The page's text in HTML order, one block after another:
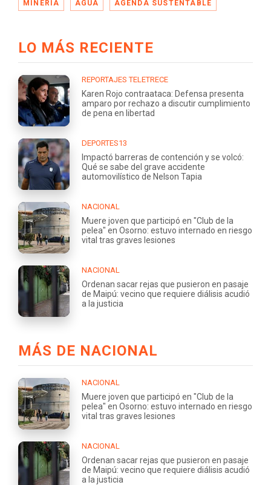
MINERÍA AGUA AGENDA SUSTENTABLE
LO MÁS RECIENTE
REPORTAJES TELETRECE
Karen Rojo contraataca: Defensa presenta
amparo por rechazo a discutir cumplimiento
de pena en libertad
DEPORTES13
Impactó barreras de contención y se volcó:
Qué se sabe del grave accidente
automovilístico de Nelson Tapia
NACIONAL
Muere joven que participó en "Club de la
pelea" en Osorno: estuvo internado en riesgo
vital tras graves lesiones
NACIONAL
Ordenan sacar rejas que pusieron en pasaje
de Maipú: vecino que requiere diálisis acudió
a la justicia
MÁS DE NACIONAL
NACIONAL
Muere joven que participó en "Club de la
pelea" en Osorno: estuvo internado en riesgo
vital tras graves lesiones
NACIONAL
Ordenan sacar rejas que pusieron en pasaje
de Maipú: vecino que requiere diálisis acudió
a la justicia